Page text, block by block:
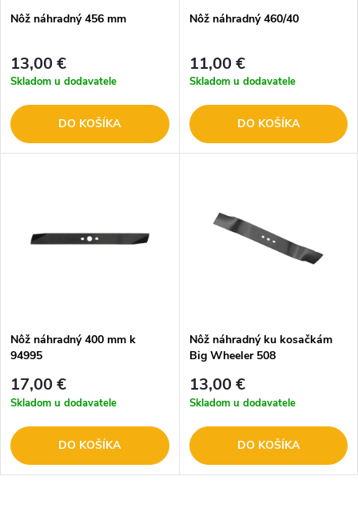
Nôž náhradný 456 mm
13,00 €
Skladom u dodavatele
DO KOŠÍKA
Nôž náhradný 460/40
11,00 €
Skladom u dodavatele
DO KOŠÍKA
Nôž náhradný 400 mm k
94995
17,00 €
Skladom u dodavatele
DO KOŠÍKA
Nôž náhradný ku kosačkám
Big Wheeler 508
13,00 €
Skladom u dodavatele
DO KOŠÍKA